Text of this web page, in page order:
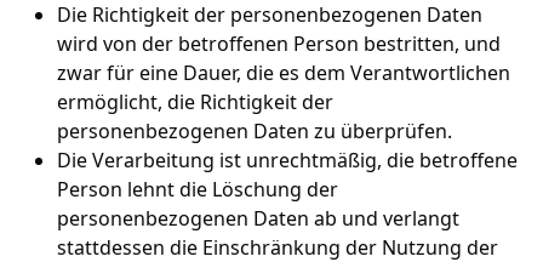
Die Richtigkeit der personenbezogenen Daten
wird von der betroffenen Person bestritten, und
zwar für eine Dauer, die es dem Verantwortlichen
ermöglicht, die Richtigkeit der
personenbezogenen Daten zu überprüfen.
Die Verarbeitung ist unrechtmäßig, die betroffene
Person lehnt die Löschung der
personenbezogenen Daten ab und verlangt
stattdessen die Einschränkung der Nutzung der